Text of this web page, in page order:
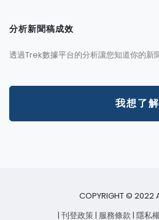
分析新聞稿成效
透過Trek數據平台的分析讓您知道你的新
我想了解
COPYRIGHT © 2022
| 刊登政策| 服務條款| 隱私